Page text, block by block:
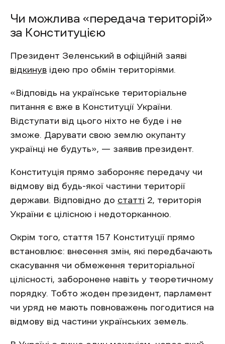
Чи можлива «передача територій»
за Конституцією
Президент Зеленський в офіційній заяві
відкинув ідею про обмін територіями.
«Відповідь на українське територіальне
питання є вже в Конституції України.
Відступати від цього ніхто не буде і не
зможе. Дарувати свою землю окупанту
українці не будуть», — заявив президент.
Конституція прямо забороняє передачу чи
відмову від будь-якої частини території
держави. Відповідно до статті 2, територія
України є цілісною і недоторканною.
Окрім того, стаття 157 Конституції прямо
встановлює: внесення змін, які передбачають
скасування чи обмеження територіальної
цілісності, заборонене навіть у теоретичному
порядку. Тобто жоден президент, парламент
чи уряд не мають повноважень погодитися на
відмову від частини українських земель.